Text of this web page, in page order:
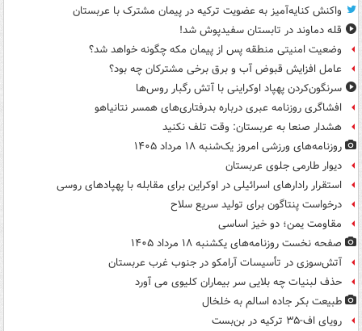
واکنش کنایه‌آمیز به عضویت ترکیه در پیمان مشترک با عربستان
قله دماوند در تابستان سفیدپوش شد!
وضعیت امنیتی منطقه پس از پیمان مکه چگونه خواهد شد؟
عامل افزایش قبوض آب و برق برخی مشترکان چه بود؟
سرنگون‌کردن پهپاد اوکراینی با آتش رگبار روس‌ها
افشاگری روزنامه عبری درباره بدرفتاری‌های همسر نتانیاهو
هشدار صنعا به عربستان: وقت تلف نکنید
روزنامه‌های ورزشی امروز یک‌شنبه ۱۸ مرداد ۱۴۰۵
دیوار طارمی جلوی عربستان
استقرار رادارهای اسرائیلی در اوکراین برای مقابله با پهپادهای روسی
درخواست پنتاگون برای تولید سریع سلاح
مقاومت یمن؛ دو خیز اساسی
صفحه نخست روزنامه‌های یکشنبه ۱۸ مرداد ۱۴۰۵
آتش‌سوزی در تأسیسات آرامکو در جنوب غرب عربستان
حذف لبنیات چه بلایی سر بیماران کلیوی می آورد
طبیعت بکر جاده اسالم به خلخال
رویای اف-۳۵ ترکیه در بن‌بست